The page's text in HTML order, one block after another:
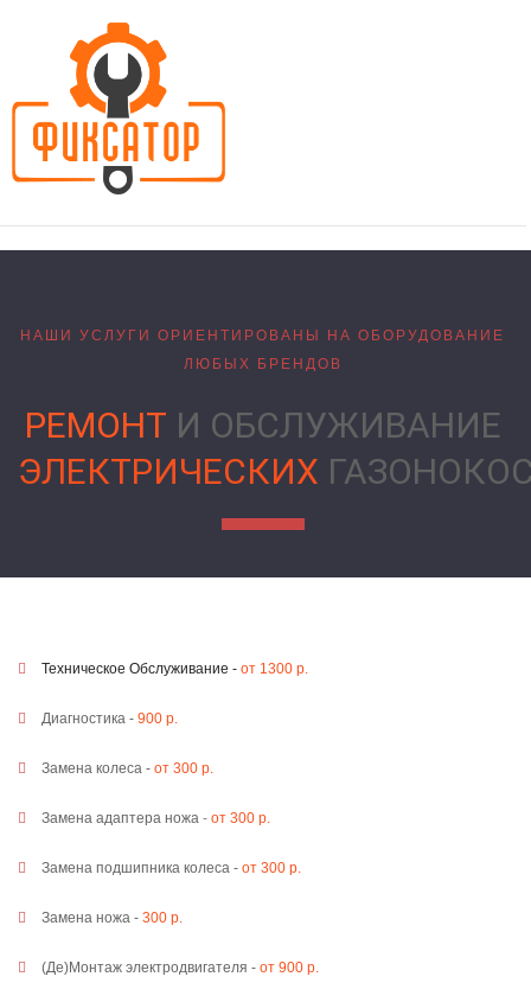
НАШИ УСЛУГИ ОРИЕНТИРОВАНЫ НА ОБОРУДОВАНИЕ
ЛЮБЫХ БРЕНДОВ
РЕМОНТ И ОБСЛУЖИВАНИЕ
ЭЛЕКТРИЧЕСКИХ
Техническое Обслуживание - от 1300 р.
Диагностика - 900 р.
Замена колеса - от 300 р.
Замена адаптера ножа - от 300 р.
Замена подшипника колеса - от 300 р.
Замена ножа - 300 р.
(Де)Монтаж электродвигателя - от 900 р.